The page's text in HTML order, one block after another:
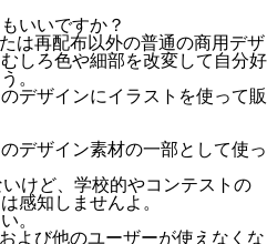
いいですか？
は再配布以外の普通の商用デザ
しろ色や細部を改変して自分好
。
デザインにイラストを使って販
デザイン素材の一部として使っ
いけど、学校的やコンテストの
感知しませんよ。
。
よび他のユーザーが使えなくな